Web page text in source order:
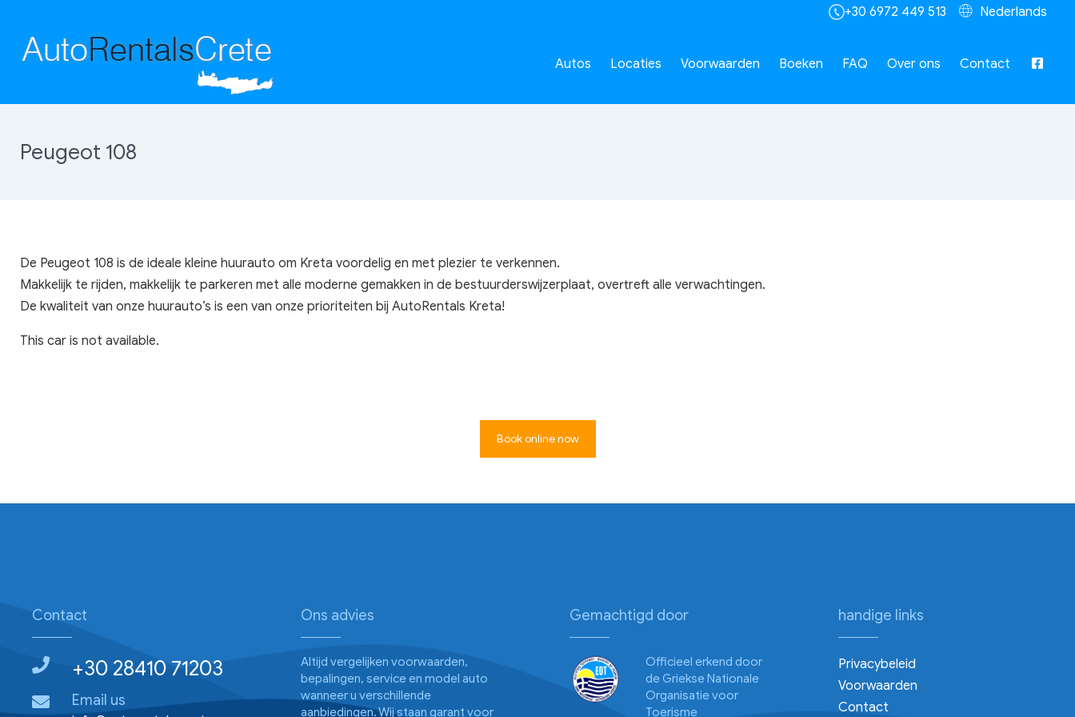
Nederlands
+30 6972 449 513
Autos Locaties Voorwaarden Boeken FAQ Over ons Contact
Peugeot 108
De Peugeot 108 is de ideale kleine huurauto om Kreta voordelig en met plezier te verkennen.
Makkelijk te rijden, makkelijk te parkeren met alle moderne gemakken in de bestuurderswijzerplaat, overtreft alle verwachtingen.
De kwaliteit van onze huurauto’s is een van onze prioriteiten bij AutoRentals Kreta!
This car is not available.
Book online now
Contact
+30 28410 71203
Email us
Ons advies
Altijd vergelijken voorwaarden,
bepalingen, service en model auto
wanneer u verschillende
aanbiedingen. Wij staan garant voor
Gemachtigd door
Officieel erkend door
de Griekse Nationale
Organisatie voor
Toerisme
handige links
Privacybeleid
Voorwaarden
Contact